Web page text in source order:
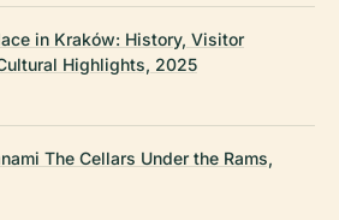
in Kraków: History, Visitor
Highlights, 2025
The Cellars Under the Rams,